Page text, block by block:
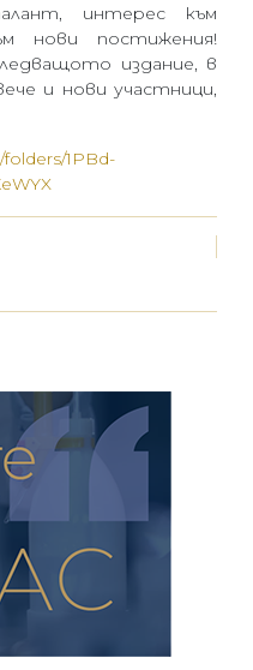
интерес към
нови постижения!
издание, в
и нови участници,
folders/1PBd-